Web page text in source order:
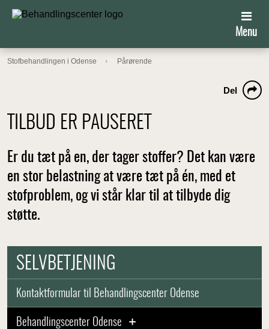
Menu
Stofbehandlingen i Odense Pårørende
TILBUD ER PAUSERET
Del
Er du tæt på en, der tager stoffer? Det kan være
en stor belastning at være tæt på én, med et
stofproblem, og vi står klar til at tilbyde dig
støtte.
SELVBETJENING
Kontaktformular til Behandlingscenter Odense
Behandlingscenter Odense